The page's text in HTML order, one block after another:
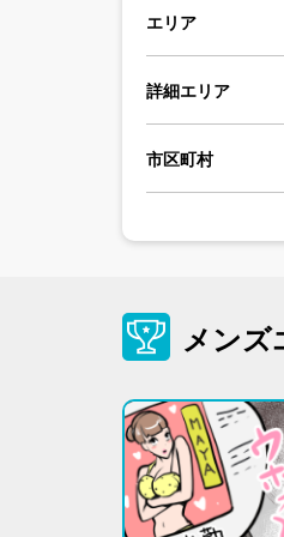
エリア
詳細エリア
市区町村
メンズ